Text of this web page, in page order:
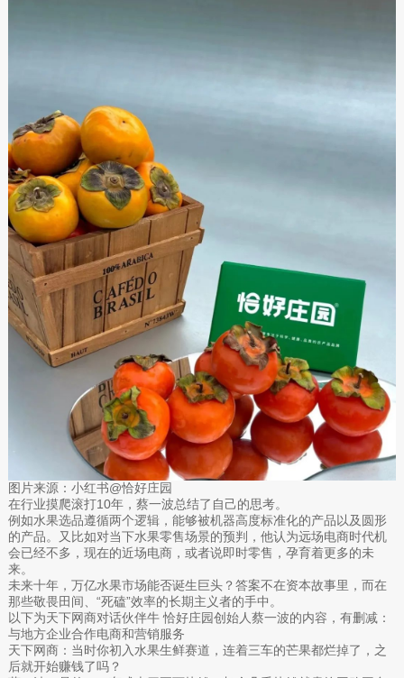
图片来源：小红书@恰好庄园
在行业摸爬滚打10年，蔡一波总结了自己的思考。
例如水果选品遵循两个逻辑，能够被机器高度标准化的产品以及圆形
的产品。又比如对当下水果零售场景的预判，他认为远场电商时代机
会已经不多，现在的近场电商，或者说即时零售，孕育着更多的未
来。
未来十年，万亿水果市场能否诞生巨头？答案不在资本故事里，而在
那些敬畏田间、“死磕”效率的长期主义者的手中。
以下为天下网商对话伙伴牛 恰好庄园创始人蔡一波的内容，有删减：
与地方企业合作电商和营销服务
天下网商：当时你初入水果生鲜赛道，连着三车的芒果都烂掉了，之
后就开始赚钱了吗？